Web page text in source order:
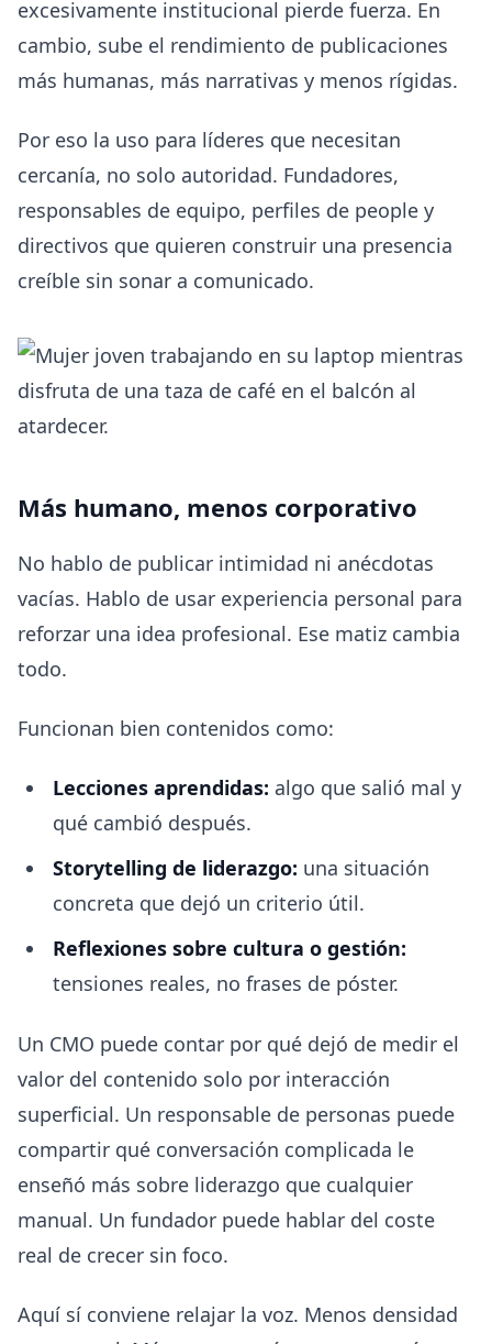
excesivamente institucional pierde fuerza. En
cambio, sube el rendimiento de publicaciones
más humanas, más narrativas y menos rígidas.
Por eso la uso para líderes que necesitan
cercanía, no solo autoridad. Fundadores,
responsables de equipo, perfiles de people y
directivos que quieren construir una presencia
creíble sin sonar a comunicado.
Más humano, menos corporativo
No hablo de publicar intimidad ni anécdotas
vacías. Hablo de usar experiencia personal para
reforzar una idea profesional. Ese matiz cambia
todo.
Funcionan bien contenidos como:
Lecciones aprendidas: algo que salió mal y
qué cambió después.
Storytelling de liderazgo: una situación
concreta que dejó un criterio útil.
Reflexiones sobre cultura o gestión:
tensiones reales, no frases de póster.
Un CMO puede contar por qué dejó de medir el
valor del contenido solo por interacción
superficial. Un responsable de personas puede
compartir qué conversación complicada le
enseñó más sobre liderazgo que cualquier
manual. Un fundador puede hablar del coste
real de crecer sin foco.
Aquí sí conviene relajar la voz. Menos densidad